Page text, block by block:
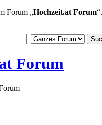
Forum „Hochzeit.at Forum“.
Forum